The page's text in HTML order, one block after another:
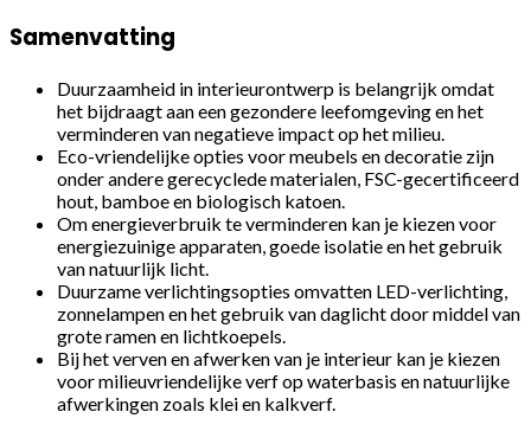
Samenvatting
Duurzaamheid in interieurontwerp is belangrijk omdat
het bijdraagt aan een gezondere leefomgeving en het
verminderen van negatieve impact op het milieu.
Eco-vriendelijke opties voor meubels en decoratie zijn
onder andere gerecyclede materialen, FSC-gecertificeerd
hout, bamboe en biologisch katoen.
Om energieverbruik te verminderen kan je kiezen voor
energiezuinige apparaten, goede isolatie en het gebruik
van natuurlijk licht.
Duurzame verlichtingsopties omvatten LED-verlichting,
zonnelampen en het gebruik van daglicht door middel van
grote ramen en lichtkoepels.
Bij het verven en afwerken van je interieur kan je kiezen
voor milieuvriendelijke verf op waterbasis en natuurlijke
afwerkingen zoals klei en kalkverf.